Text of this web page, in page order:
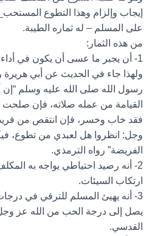
إيجاب وإلزام وهذا التطوع
على المسلم – له ثماره الطيبة.
من هذه الثمار:
1- أن يجبر ما عسى أن يكون في
ولهذا جاء في الحديث عن أبي
رسول الله صلى الله عليه وسلم “إن
القيامة من عمله صلاته، فإن
فقد خاب وخسر، فإن انتقص من
وجل: انظروا هل لعبدي من تطوع،
الفريضة” رواه الترمذي.
2- أنه رصيد احتياطي يواجه به
ارتكاب السيئات.
3- أنه يهيئ المسلم للترقي في
يصل إلى درجة الحب من الله عز
القدسي.